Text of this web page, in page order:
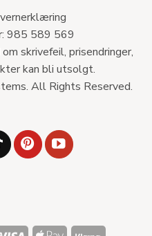
985 589 569
skrivefeil, prisendringer,
kan bli utsolgt.
All Rights Reserved.